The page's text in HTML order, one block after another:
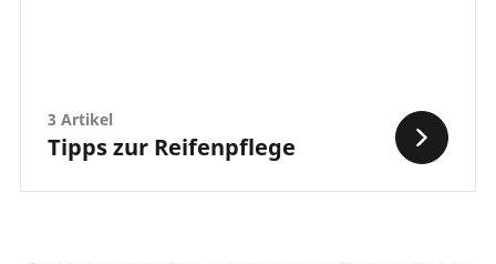
3 Artikel
Tipps zur Reifenpflege